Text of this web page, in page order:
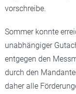
vorschreibe.
Sommer konnte
unabhängiger
entgegen den
durch den
daher alle